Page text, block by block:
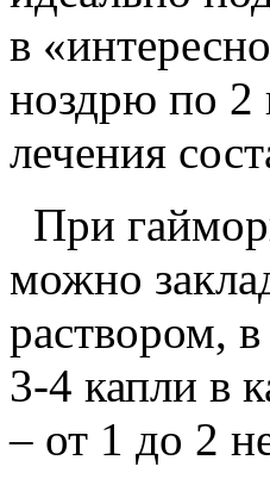
в
ноздрю по 2
лечения
При
можно
раствором,
3-4 капли в
– от 1 до 2